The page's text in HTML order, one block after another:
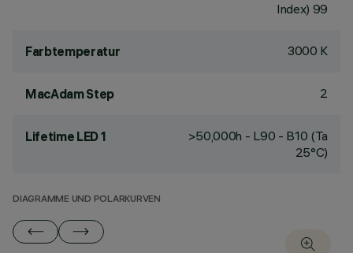
Index) 99
Farbtemperatur 3000 K
MacAdam Step 2
Lifetime LED 1
>50,000h - L90 - B10 (Ta
25°C)
DIAGRAMME UND POLARKURVEN